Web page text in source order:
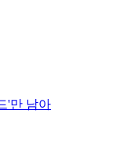
'만 남아